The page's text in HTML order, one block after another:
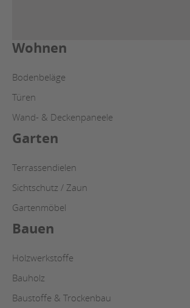
Wohnen
Bodenbeläge
Türen
Wand- & Deckenpaneele
Garten
Terrassendielen
Sichtschutz / Zaun
Gartenmöbel
Bauen
Holzwerkstoffe
Bauholz
Baustoffe & Trockenbau